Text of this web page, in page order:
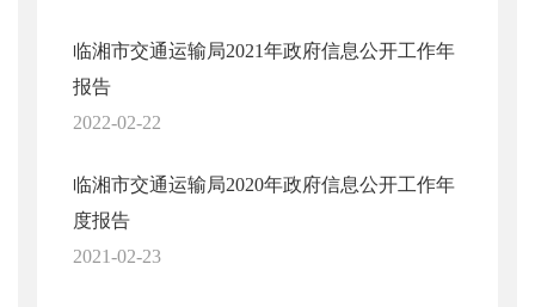
临湘市交通运输局2021年政府信息公开工作年
报告
2022-02-22
临湘市交通运输局2020年政府信息公开工作年
度报告
2021-02-23